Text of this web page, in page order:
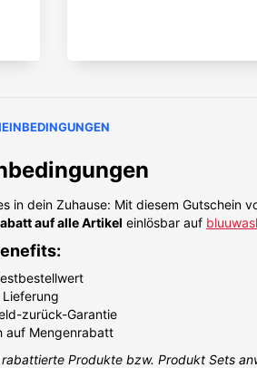
in dein Zuhause: Mit diesem Gutschein
auf alle Artikel einlösbar auf
Lieferung
zurück-Garantie
auf Mengenrabatt
Produkte bzw. Produkt Sets
- 21.06.2026